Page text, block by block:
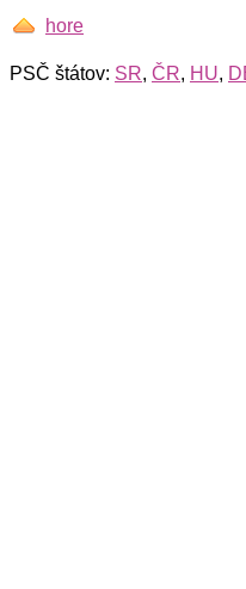
hore
PSČ štátov: SR, ČR, HU,